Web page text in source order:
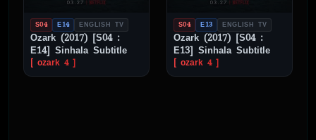
S04 E14 ENGLISH TV
Ozark (2017) [S04 :
E14] Sinhala Subtitle
[ ozark 4 ]
S04 E13 ENGLISH TV
Ozark (2017) [S04 :
E13] Sinhala Subtitle
[ ozark 4 ]